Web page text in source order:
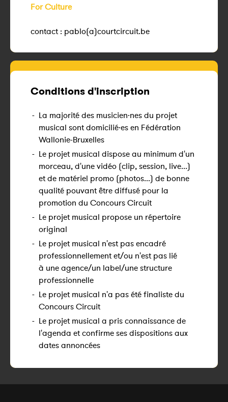
For Culture
contact : pablo(a)courtcircuit.be
Conditions d'inscription
- La majorité des musicien·nes du projet
musical sont domicilié·es en Fédération
Wallonie-Bruxelles
- Le projet musical dispose au minimum d'un
morceau, d'une vidéo (clip, session, live...)
et de matériel promo (photos...) de bonne
qualité pouvant être diffusé pour la
promotion du Concours Circuit
- Le projet musical propose un répertoire
original
- Le projet musical n'est pas encadré
professionnellement et/ou n'est pas lié
à une agence/un label/une structure
professionnelle
- Le projet musical n'a pas été finaliste du
Concours Circuit
- Le projet musical a pris connaissance de
l'agenda et confirme ses dispositions aux
dates annoncées